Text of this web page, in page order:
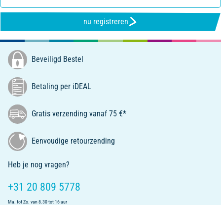
nu registreren
Beveiligd Bestel
Betaling per iDEAL
Gratis verzending vanaf 75 €*
Eenvoudige retourzending
Heb je nog vragen?
+31 20 809 5778
Ma. tot Zo. van 8.30 tot 16 uur